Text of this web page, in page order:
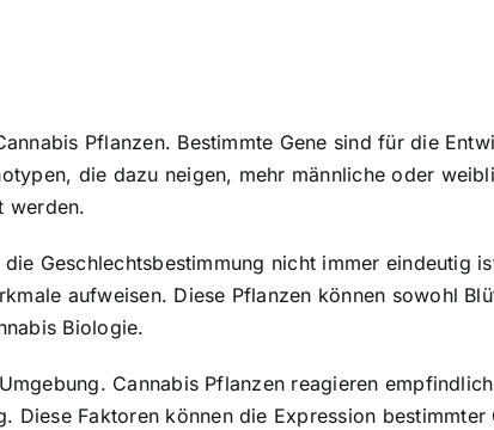
Pflanzen. Bestimmte Gene sind für die
die dazu neigen, mehr männliche oder
werden.
Geschlechtsbestimmung nicht immer eindeutig
aufweisen. Diese Pflanzen können sowohl
Biologie.
Cannabis Pflanzen reagieren
Faktoren können die Expression bestimmter